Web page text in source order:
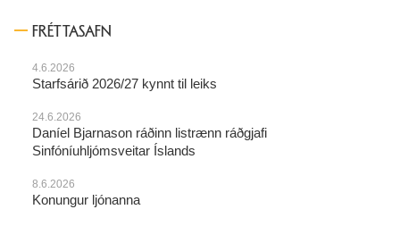
FRÉTTASAFN
4.6.2026
Starfsárið 2026/27 kynnt til leiks
24.6.2026
Daníel Bjarnason ráðinn listrænn ráðgjafi
Sinfóníuhljómsveitar Íslands
8.6.2026
Konungur ljónanna